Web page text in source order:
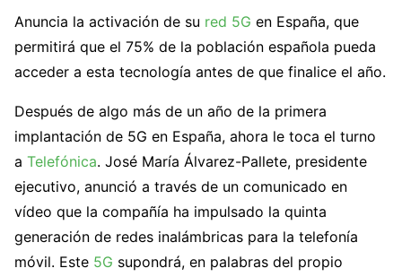
Anuncia la activación de su red 5G en España, que
permitirá que el 75% de la población española pueda
acceder a esta tecnología antes de que finalice el año.
Después de algo más de un año de la primera
implantación de 5G en España, ahora le toca el turno
a Telefónica. José María Álvarez-Pallete, presidente
ejecutivo, anunció a través de un comunicado en
vídeo que la compañía ha impulsado la quinta
generación de redes inalámbricas para la telefonía
móvil. Este 5G supondrá, en palabras del propio